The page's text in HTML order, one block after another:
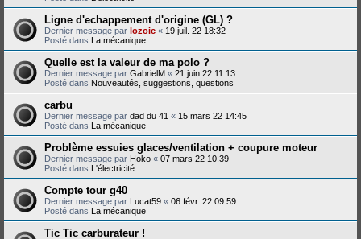
Ligne d'echappement d'origine (GL) ?
Dernier message par lozoic « 19 juil. 22 18:32
Posté dans La mécanique
Quelle est la valeur de ma polo ?
Dernier message par GabrielM « 21 juin 22 11:13
Posté dans Nouveautés, suggestions, questions
carbu
Dernier message par dad du 41 « 15 mars 22 14:45
Posté dans La mécanique
Problème essuies glaces/ventilation + coupure moteur
Dernier message par Hoko « 07 mars 22 10:39
Posté dans L'électricité
Compte tour g40
Dernier message par Lucat59 « 06 févr. 22 09:59
Posté dans La mécanique
Tic Tic carburateur !